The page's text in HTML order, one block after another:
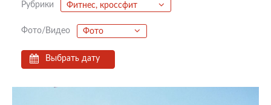
Рубрики Фитнес, кроссфит
Фото/Видео Фото
Выбрать дату